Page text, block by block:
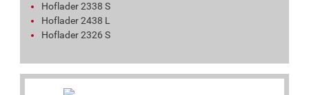
Hoflader 2338 S
Hoflader 2438 L
Hoflader 2326 S